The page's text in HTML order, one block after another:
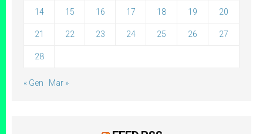
14 15 16 17 18 19 20
21 22 23 24 25 26 27
28
« Gen Mar »